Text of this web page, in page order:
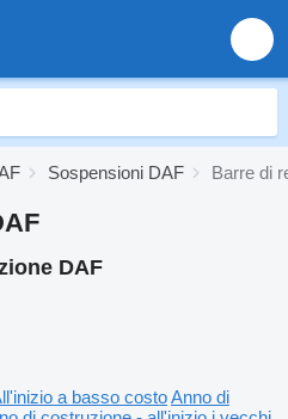
Sospensioni DAF Barre di
DAF
a basso costoAnno di